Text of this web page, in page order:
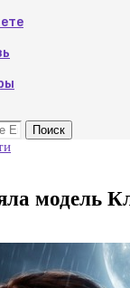
Поиск
модель